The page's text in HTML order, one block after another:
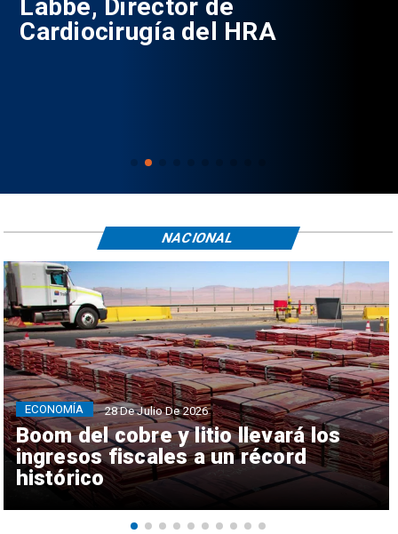
Labbé, Director de
Cardiocirugía del HRA
Boom del cobre y litio llevará los
ingresos fiscales a un récord
histórico
ECONOMÍA 28 De Julio De 2026
NACIONAL